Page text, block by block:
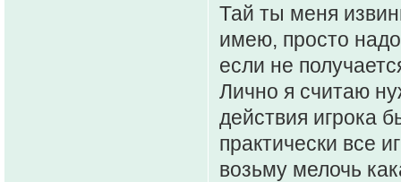
Тай ты меня
имею, просто
если не
Лично я считаю
действия игрока
практически все
возьму мелочь